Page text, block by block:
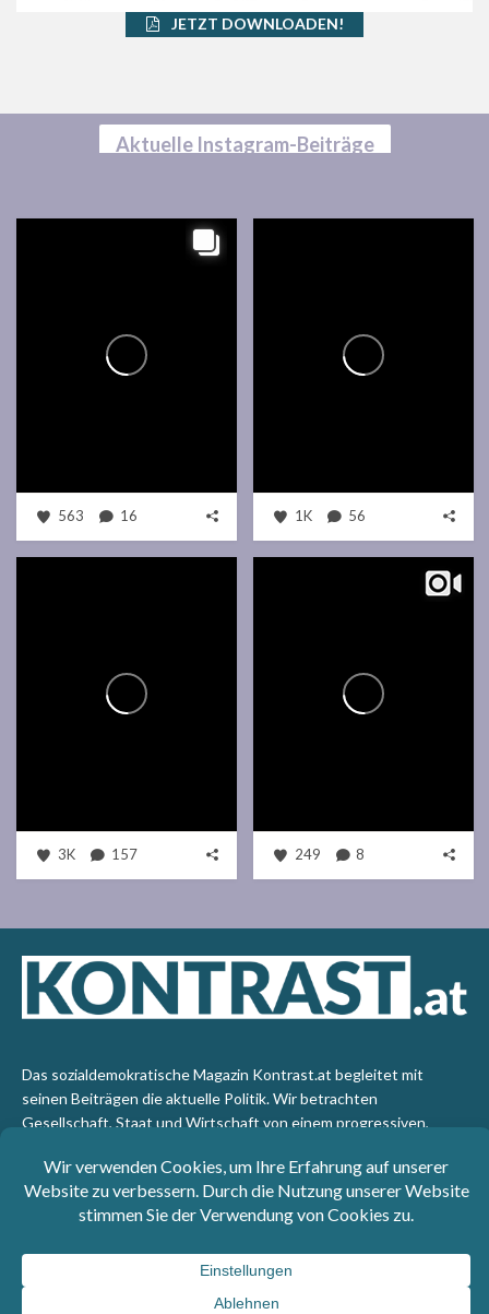
JETZT DOWNLOADEN!
Aktuelle Instagram-Beiträge
563 16 1K 56
3K 157 249 8
Das sozialdemokratische Magazin Kontrast.at begleitet mit
seinen Beiträgen die aktuelle Politik. Wir betrachten
Gesellschaft, Staat und Wirtschaft von einem progressiven,
sozialen Gerechtigkeit auf die Welt.
Impressum: SPÖ-Klub - 1017 Wien - Telefon: +43 1 40110-